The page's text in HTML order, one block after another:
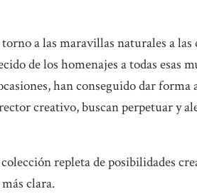
a las maravillas naturales a las
de los homenajes a todas esas
han conseguido dar forma
creativo, buscan perpetuar y
repleta de posibilidades
clara.